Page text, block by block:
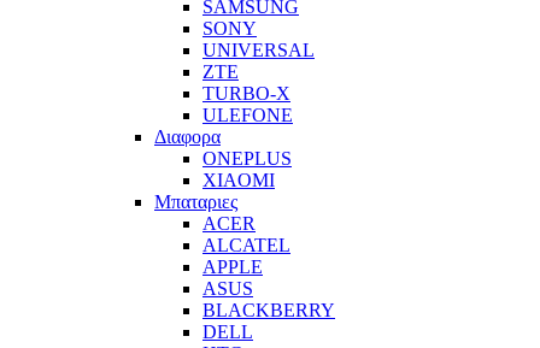
SAMSUNG
SONY
UNIVERSAL
ZTE
TURBO-X
ULEFONE
Διαφορα
ONEPLUS
XIAOMI
Μπαταριες
ACER
ALCATEL
APPLE
ASUS
BLACKBERRY
DELL